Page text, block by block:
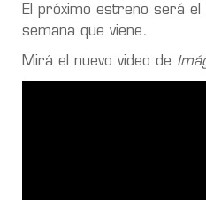
El próximo estreno será el
semana que viene.
Mirá el nuevo video de